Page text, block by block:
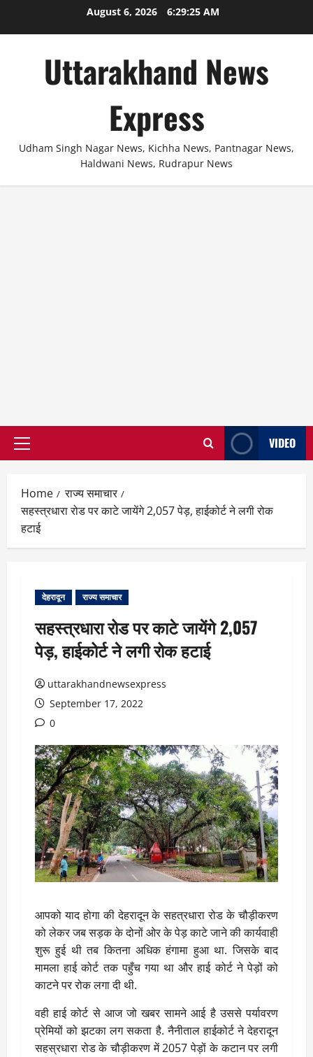
August 6, 2026 6:29:25 AM
Uttarakhand News
Express
Udham Singh Nagar News, Kichha News, Pantnagar News,
Haldwani News, Rudrapur News
Primary
VIDEO
Home
राज्य समाचार
सहस्त्रधारा रोड पर काटे जायेंगे 2,057 पेड़, हाईकोर्ट ने लगी रोक
हटाई
देहरादून राज्य समाचार
सहस्त्रधारा रोड पर काटे जायेंगे 2,057
पेड़, हाईकोर्ट ने लगी रोक हटाई
uttarakhandnewsexpress
September 17, 2022
0
आपको याद होगा की देहरादून के सहत्रधारा रोड के चौड़ीकरण
को लेकर जब सड़क के दोनों ओर के पेड़ काटे जाने की कार्यवाही
शुरू हुई थी तब कितना अधिक हंगामा हुआ था. जिसके बाद
मामला हाई कोर्ट तक पहुँच गया था और हाई कोर्ट ने पेड़ों को
काटने पर रोक लगा दी थी.
वही हाई कोर्ट से आज जो खबर सामने आई है उससे पर्यावरण
प्रेमियों को झटका लग सकता है. नैनीताल हाईकोर्ट ने देहरादून
सहस्रधारा रोड के चौड़ीकरण में 2057 पेड़ों के कटान पर लगी